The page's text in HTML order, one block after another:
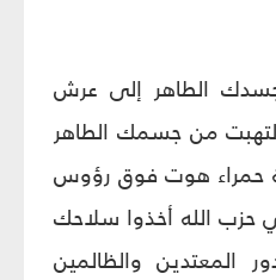
جسدك الطاهر إلى عرش
التهبت من جسمك الطاهر
حمراء هوت فوق رؤوس
حزب الله أخذوا سلاحك
المعتدين والظالمين